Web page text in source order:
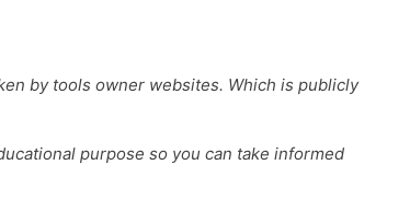
by tools owner websites. Which is publicly
purpose so you can take informed